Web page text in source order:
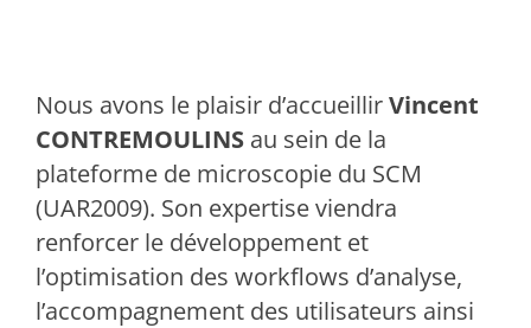
Nous avons le plaisir d’accueillirVincent
CONTREMOULINS au sein de la
plateforme de microscopie du SCM
(UAR2009). Son expertise viendra
renforcer le développement et
l’optimisation des workflows d’analyse,
l’accompagnement des utilisateurs ainsi